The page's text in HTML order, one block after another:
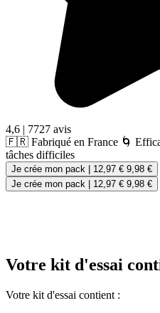
4,6 | 7727 avis
🇫🇷 Fabriqué en France 🌀
tâches difficiles
Je crée mon pack 12,97 € 9,98 €
Je crée mon pack
12,97 € 9,98 €
Votre kit d'essai
Votre kit d'essai contient :